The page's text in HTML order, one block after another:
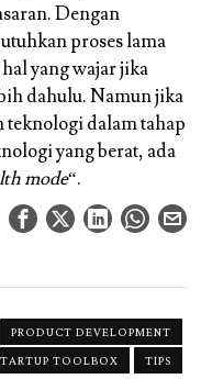
Dengan
proses lama
yang wajar jika
dahulu. Namun jika
teknologi dalam tahap
yang berat, ada
mode“.
PRODUCT DEVELOPMENT
TOOLBOX TIPS